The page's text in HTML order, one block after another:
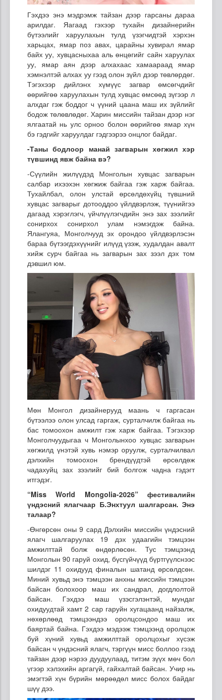
Гэхдээ энэ мэдрэмж тайзан дээр гарсаны дараа
арилдаг. Яагаад гэхээр тухайн дизайнерийн
бүтээлийг харуулахын тулд үзэгчидтэй хэрхэн
харьцах, ямар поз авах, царайны хувирал ямар
байх уу, хувцасныхаа аль өнцөгийг сайн харуулах
уу, ямар аян дээр алхахаас хамаараад ямар
хэмнэлтэй алхах уу гээд олон зүйл дээр төвлөрдөг.
Тэгэхээр дийлэнх хүмүүс загвар өмсөгчдийг
өөрийгөө харуулахын тулд хувцас өмсөөд зүгээр л
алхдаг гэж боддог ч үүний цаана маш их зүйлийг
бодож төлөвлөдөг. Харин миссийн тайзан дээр нэг
ялгаатай нь улс орноо болон өөрийгөө ямар хүн
бэ гэдгийг харуулдаг гэдгээрээ онцлог байдаг.
-Таны бодлоор манай загварын хөгжил хэр
түвшинд явж байна вэ?
-Сүүлийн жилүүдэд Монголын хувцас загварын
салбар ихээхэн хөгжиж байгаа гэж харж байгаа.
Тухайлбал, олон улстай өрсөлдөхүйц түвшний
хувцас загварыг дотооддоо үйлдвэрлэж, түүнийгээ
дагаад хэрэглэгч, үйчлүүлэгчдийн энэ зах зээлийг
сонирхох сонирхол улам нэмэгдэж байна.
Ялангуяа, Монголчууд эх орондоо үйлдвэрлэсэн
бараа бүтээгдэхүүнийг илүүд үзэж, худалдан авалт
хийж сурч байгаа нь загварын зах зээл дэх том
дэвшил юм.
Мөн Монгол дизайнерууд маань ч гаргасан
бүтээлээ олон улсад гаргаж, сурталчилж байгаа нь
бас томоохон амжилт гэж харж байгаа. Тэгэхээр
Монголчуудыгаа ч Монголынхоо хувцас загварын
хөгжилд үнэтэй хувь нэмэр оруулж, сурталчилвал
дэлхийн томоохон брендүүдтэй өрсөлдөж
чадахуйц зах зээлийг бий болгож чадна гэдэгт
итгэдэг.
“Miss World Mongolia-2026” фестивалийн
үндэсний ялагчаар Б.Энхтуул шалгарсан. Энэ
талаар?
-Өнгөрсөн оны 9 сард Дэлхийн миссийн үндэсний
ялагч шалгаруулах 19 дэх удаагийн тэмцээн
амжилттай болж өндөрлөсөн. Тус тэмцээнд
Монголын 90 гаруй охид, бүсгүйчүүд бүртгүүлснээс
шилдэг 11 охидууд финалын шатанд өрсөлдсөн.
Миний хувьд энэ тэмцээн анхны миссийн тэмцээн
байсан болохоор маш их сандрал, догдлолтой
байсан. Гэхдээ маш үзэсгэлэнтэй, мундаг
охидуудтай хамт 2 сар гаруйн хугацаанд найзалж,
нөхөрлөөд тэмцээндээ оролцсондоо маш их
баяртай байна. Гэхдээ мэдээж тэмцээнд оролцож
буй хүний хувьд амжилттай оролцохыг хүсэж
байсан ч үндэсний ялагч, тэргүүн мисс боллоо гээд
тайзан дээр нэрээ дуудуулаад, титэм зүүх мөч бол
үгээр хэлэхийн аргагүй, гайхалтай байсан. Учир нь
эмэгтэй хүн бүрийн мөрөөдөл мисс болох байдаг
шүү дээ.